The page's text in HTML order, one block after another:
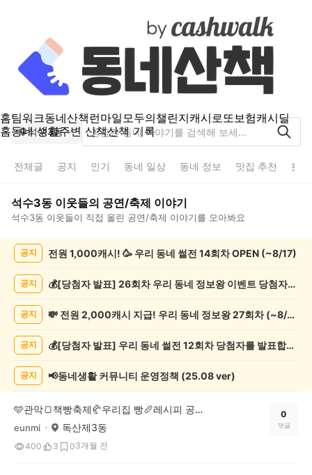
홈팀워크동네산책런마일모두의챌린지캐시로또보험캐시딜
홈동네 생활주변 산책산책 기록
석수3동
전체글 공지 인기 동네 일상 동네 정보 맛집 추천 분
석수3동 이웃들의 공연/축제 이야기
석수3동 이웃들이 직접 올린 공연/축제 이야기를 모아봐요
연/
목
공지 전원 1,000캐시! 🥳 우리 동네 썰전 14회차 OPEN (~8/17)
공지 💰[당첨자 발표] 26회차 우리 동네 정보왕 이벤트 당첨자를 발표합니다!
공지 💸 전원 2,000캐시 지급! 우리 동네 정보왕 27회차 (~8/10)
공지 💰[당첨자 발표] 우리 동네 썰전 12회차 당첨자를 발표합니다!
공지 📢동네생활 커뮤니티 운영정책 (25.08 ver)
🩵관악🍞책빵축제🥐우리집 빵🥖레시피 공모전!💚
eunmi 독산제3동
400 3 03개월 전
0
댓글